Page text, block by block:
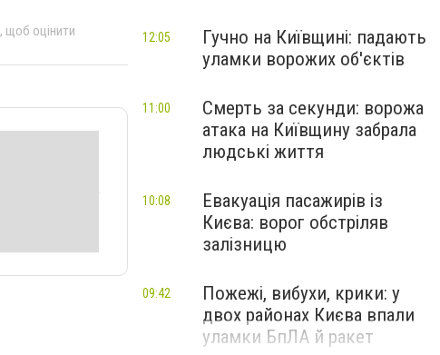
, щоб оцінити
Гучно на Київщині: падають
уламки ворожих об'єктів
12:05
Смерть за секунди: ворожа
атака на Київщину забрала
людські життя
11:00
Евакуація пасажирів із
Києва: ворог обстріляв
залізницю
10:08
Пожежі, вибухи, крики: у
двох районах Києва впали
уламки БпЛА й ракет
09:42